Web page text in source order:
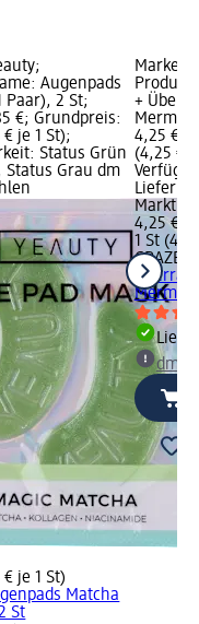
Augenpads
Paar), 2 St;
€; Grundpreis:
je 1 St);
Status Grün
Status Grau dm
je 1 St)
Matcha
St
Marke:
+
4,25 €;
(4,25 €
Markt
4,25 €
1 St
CRAZE
dm